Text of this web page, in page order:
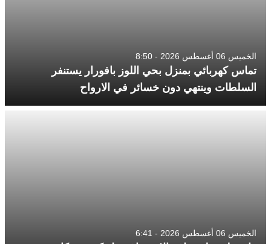
الخميس 06 أغسطس 2026 - 8:50
تماس كهربائي بمنزل بحي اللوز بافورار يستنفر
السلطات وينتهي دون خسائر في الارواح
الخميس 06 أغسطس 2026 - 6:41